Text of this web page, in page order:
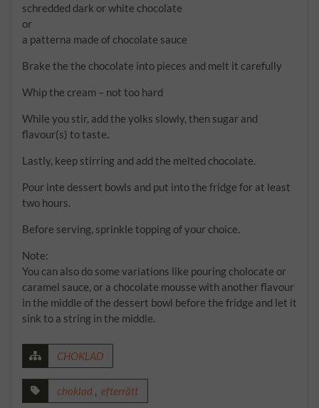
schredded dark or white chocolate
or
a patterna made of chocolate sauce
Brake the the chocolate into pieces and melt it carefully
Whip the cream – not too hard
While you stir, add the yolks slowly, then sugar and
flavour(s) to taste.
Lastly, keep stirring and add the melted chocolate.
Pour inte dessert bowls and put into the fridge for at least
two hours.
Before serving, sprinkle topping of your choice.
Note:
You can also do some variations like pouring cholocate or
caramel sauce, or a chocolate mousse with another flavour
in the middle of the dessert bowl before the fridge and let it
sink to a string in the middle.
CHOKLAD
choklad , efterrätt